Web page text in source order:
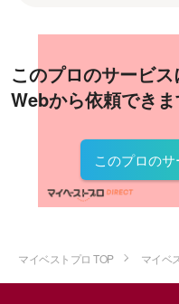
このプロのサービス
Webから依頼でき
このプロの
マイベストプロ TOP マイベ